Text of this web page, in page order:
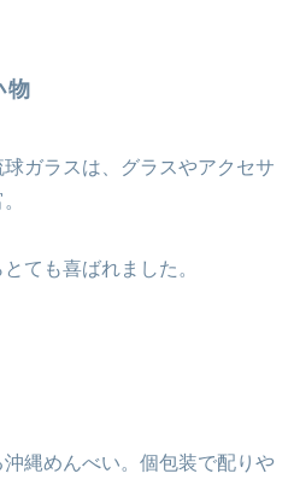
物
ガラスは、グラスやアクセサ
ても喜ばれました。
縄めんべい。個包装で配りや